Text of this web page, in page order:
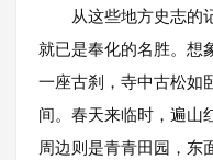
从这些地方史志的记
就已是奉化的名胜。想
一座古刹，寺中古松如
间。春天来临时，遍山
周边则是青青田园，东